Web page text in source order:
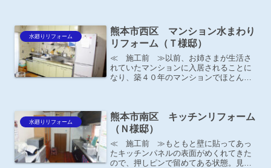
カラスタンダード【トレ...
水廻りリフォーム
熊本市西区 マンション水まわり
リフォーム（Ｔ様邸）
≪ 施工前 ≫以前、お姉さまが生活さ
れていたマンションに入居されることに
なり、築４０年のマンションでほとんど
水廻りリフォーム
熊本市南区 キッチンリフォーム
（Ｎ様邸）
≪ 施工前 ≫もともと壁に貼ってあっ
たキッチンパネルの表面がめくれてきた
ので、押しピンで留めてある状態。見た